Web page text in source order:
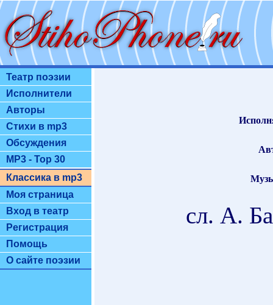
Театр поэзии
Исполнители
Авторы
Стихи в mp3
Обсуждения
MP3 - Top 30
Классика в mp3
Моя страница
Вход в театр
Регистрация
Помощь
О сайте поэзии
сл. А.